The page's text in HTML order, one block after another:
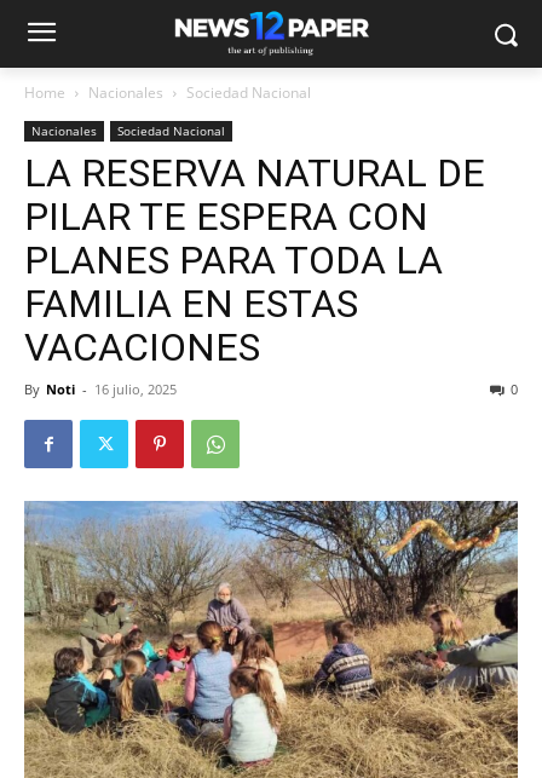
Home Nacionales Sociedad Nacional
Nacionales Sociedad Nacional
LA RESERVA NATURAL DE
PILAR TE ESPERA CON
PLANES PARA TODA LA
FAMILIA EN ESTAS
VACACIONES
By Noti - 16 julio, 2025 0